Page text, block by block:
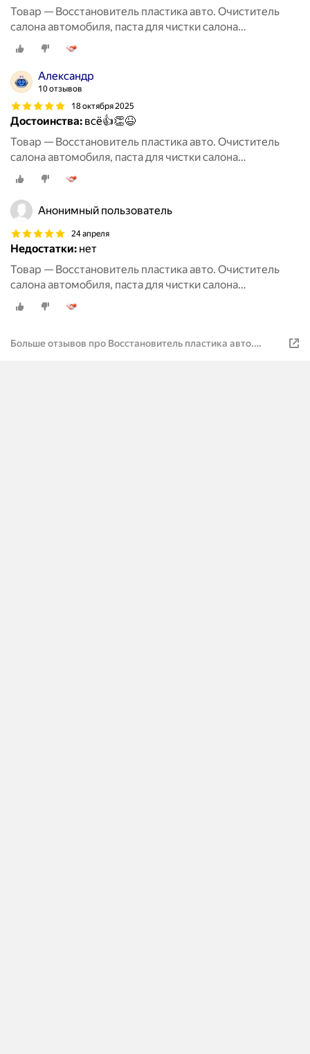
Товар — Восстановитель пластика авто. Очиститель
салона автомобиля, паста для чистки салона
автомобиля, восстановитель кожи.
Александр
10 отзывов
18 октября 2025
Достоинства: всё👍👏😆
Товар — Восстановитель пластика авто. Очиститель
салона автомобиля, паста для чистки салона
автомобиля, восстановитель кожи.
Анонимный пользователь
24 апреля
Недостатки: нет
Товар — Восстановитель пластика авто. Очиститель
салона автомобиля, паста для чистки салона
автомобиля, восстановитель кожи.
Больше отзывов про Восстановитель пластика авто.